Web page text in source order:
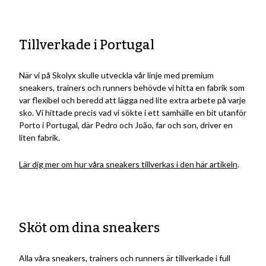
Tillverkade i Portugal
När vi på Skolyx skulle utveckla vår linje med premium
sneakers, trainers och runners behövde vi hitta en fabrik som
var flexibel och beredd att lägga ned lite extra arbete på varje
sko. Vi hittade precis vad vi sökte i ett samhälle en bit utanför
Porto i Portugal, där Pedro och João, far och son, driver en
liten fabrik.
Lär dig mer om hur våra sneakers tillverkas i den här artikeln.
Sköt om dina sneakers
Alla våra sneakers, trainers och runners är tillverkade i full